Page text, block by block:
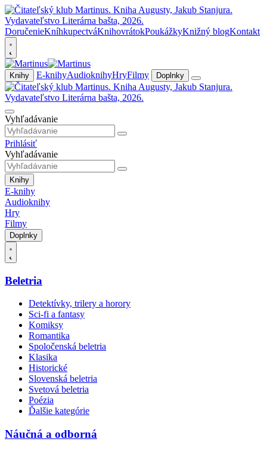
DoručenieKníhkupectváKnihovrátokPoukážkyKnižný blogKontakt
Knihy E-knihyAudioknihyHryFilmy Doplnky
Vyhľadávanie
Prihlásiť
Vyhľadávanie
Knihy
E-knihy
Audioknihy
Hry
Filmy
Doplnky
Beletria
Detektívky, trilery a horory
Sci-fi a fantasy
Komiksy
Romantika
Spoločenská beletria
Klasika
Historické
Slovenská beletria
Svetová beletria
Poézia
Ďalšie kategórie
Náučná a odborná